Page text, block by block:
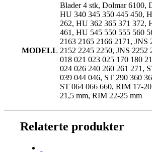
MODELL
Blader 4 stk, Dolmar 6100,
HU 340 345 350 445 450,
262, HU 362 365 371 372,
461, HU 545 550 555 560
2163 2165 2166 2171, JNS
2152 2245 2250, JNS 2252
018 021 023 025 170 180
024 026 240 260 261 271,
039 044 046, ST 290 360
ST 064 066 660, RIM 17-
21,5 mm, RIM 22-25 mm
Relaterte produkter